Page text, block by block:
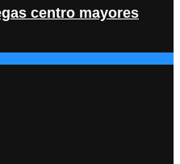
centro mayores